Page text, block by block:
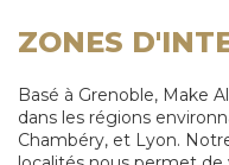
ZONES
Basé à Grenoble, Make
dans les régions
Chambéry, et Lyon.